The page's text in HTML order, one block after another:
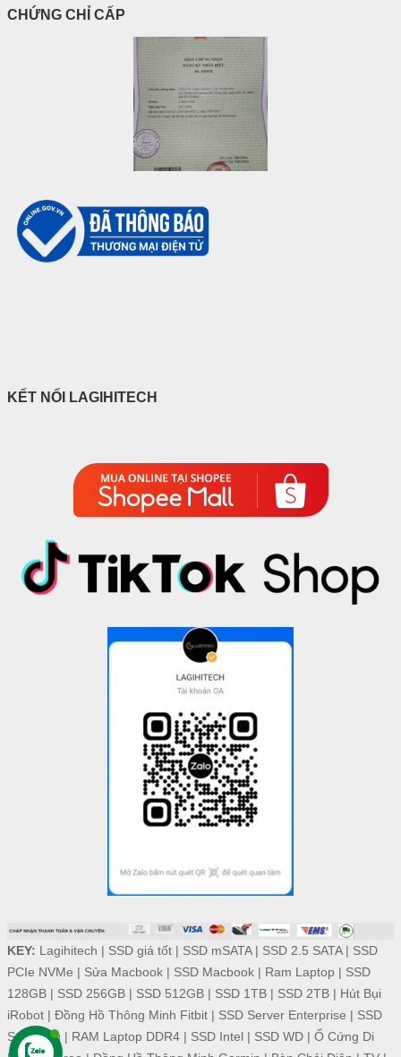
CHỨNG CHỈ CẤP
KẾT NỐI LAGIHITECH
KEY: Lagihitech | SSD giá tốt| SSD mSATA| SSD 2.5 SATA| SSD
PCIe NVMe | Sửa Macbook| SSD Macbook| Ram Laptop| SSD
128GB| SSD 256GB| SSD 512GB| SSD 1TB| SSD 2TB| Hút Bụi
iRobot| Đồng Hồ Thông Minh Fitbit| SSD Server Enterprise | SSD
Samsung | RAM Laptop DDR4| SSD Intel| SSD WD| Ổ Cứng Di